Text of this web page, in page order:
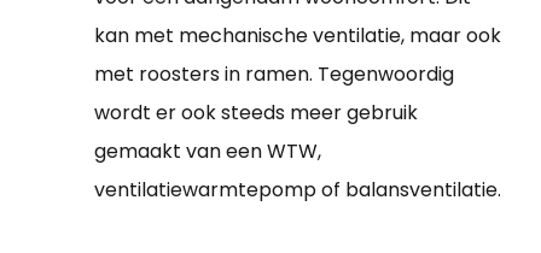
kan met mechanische ventilatie, maar ook
met roosters in ramen. Tegenwoordig
wordt er ook steeds meer gebruik
gemaakt van een WTW,
ventilatiewarmtepomp of balansventilatie.